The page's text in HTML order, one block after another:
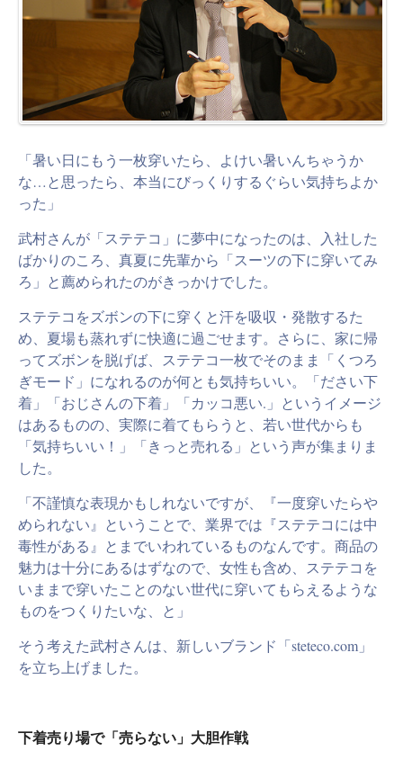
「暑い日にもう一枚穿いたら、よけい暑いんちゃうか
な…と思ったら、本当にびっくりするぐらい気持ちよか
った」
武村さんが「ステテコ」に夢中になったのは、入社した
ばかりのころ、真夏に先輩から「スーツの下に穿いてみ
ろ」と薦められたのがきっかけでした。
ステテコをズボンの下に穿くと汗を吸収・発散するた
め、夏場も蒸れずに快適に過ごせます。さらに、家に帰
ってズボンを脱げば、ステテコ一枚でそのまま「くつろ
ぎモード」になれるのが何とも気持ちいい。「ださい下
着」「おじさんの下着」「カッコ悪い.」というイメージ
はあるものの、実際に着てもらうと、若い世代からも
「気持ちいい！」「きっと売れる」という声が集まりま
した。
「不謹慎な表現かもしれないですが、『一度穿いたらや
められない』ということで、業界では『ステテコには中
毒性がある』とまでいわれているものなんです。商品の
魅力は十分にあるはずなので、女性も含め、ステテコを
いままで穿いたことのない世代に穿いてもらえるような
ものをつくりたいな、と」
そう考えた武村さんは、新しいブランド「steteco.com」
を立ち上げました。
下着売り場で「売らない」大胆作戦